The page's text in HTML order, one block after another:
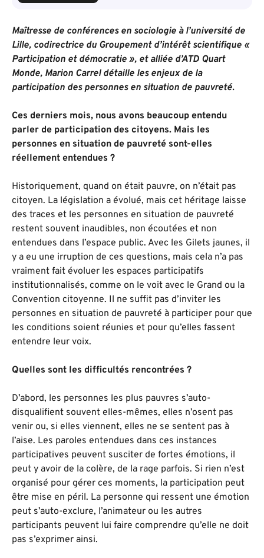
Maîtresse de conférences en sociologie à l’université de
Lille, codirectrice du Groupement d’intérêt scientifique «
Participation et démocratie », et alliée d’ATD Quart
Monde, Marion Carrel détaille les enjeux de la
participation des personnes en situation de pauvreté.
Ces derniers mois, nous avons beaucoup entendu
parler de participation des citoyens. Mais les
personnes en situation de pauvreté sont-elles
réellement entendues ?
Historiquement, quand on était pauvre, on n’était pas
citoyen. La législation a évolué, mais cet héritage laisse
des traces et les personnes en situation de pauvreté
restent souvent inaudibles, non écoutées et non
entendues dans l’espace public. Avec les Gilets jaunes, il
y a eu une irruption de ces questions, mais cela n’a pas
vraiment fait évoluer les espaces participatifs
institutionnalisés, comme on le voit avec le Grand ou la
Convention citoyenne. Il ne suffit pas d’inviter les
personnes en situation de pauvreté à participer pour que
les conditions soient réunies et pour qu’elles fassent
entendre leur voix.
Quelles sont les difficultés rencontrées ?
D’abord, les personnes les plus pauvres s’auto-
disqualifient souvent elles-mêmes, elles n’osent pas
venir ou, si elles viennent, elles ne se sentent pas à
l’aise. Les paroles entendues dans ces instances
participatives peuvent susciter de fortes émotions, il
peut y avoir de la colère, de la rage parfois. Si rien n’est
organisé pour gérer ces moments, la participation peut
être mise en péril. La personne qui ressent une émotion
peut s’auto-exclure, l’animateur ou les autres
participants peuvent lui faire comprendre qu’elle ne doit
pas s’exprimer ainsi.